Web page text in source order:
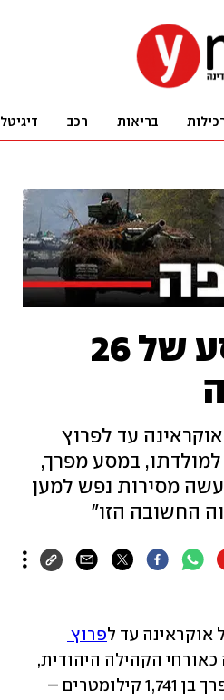
בריאות רכב דיגיטל
מבצע ברית מילה תחת אש: מסע של 26
עד לפרוץ
במסע מפרך,
מסירות נפש למען
החשובה הזו"
אוקראינה עד ל